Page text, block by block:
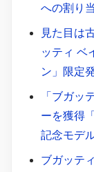
への割り
見た目は
ッティ ベ
ン」限定
「ブガッ
ーを獲得
記念モデ
ブガッテ